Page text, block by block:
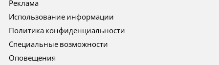
Реклама
Использование информации
Политика конфиденциальности
Специальные возможности
Оповещения